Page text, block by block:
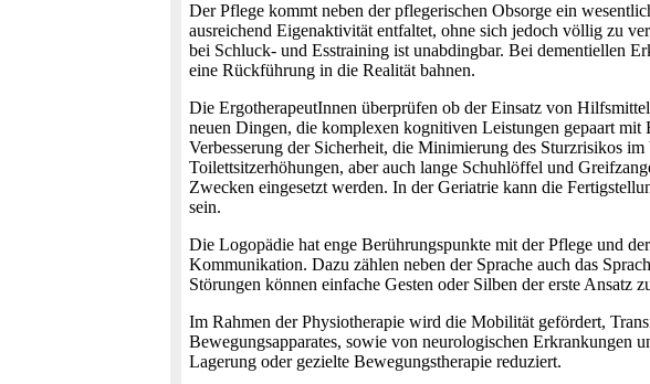
Der Pflege kommt neben der pflegerischen Obsorge ein
ausreichend Eigenaktivität entfaltet, ohne sich jedoch völlig zu
bei Schluck- und Esstraining ist unabdingbar. Bei dementiellen
eine Rückführung in die Realität bahnen.
Die ErgotherapeutInnen überprüfen ob der Einsatz von
neuen Dingen, die komplexen kognitiven Leistungen gepaart
Verbesserung der Sicherheit, die Minimierung des Sturzrisikos
Toilettsitzerhöhungen, aber auch lange Schuhlöffel und
Zwecken eingesetzt werden. In der Geriatrie kann die
sein.
Die Logopädie hat enge Berührungspunkte mit der Pflege und
Kommunikation. Dazu zählen neben der Sprache auch das
Störungen können einfache Gesten oder Silben der erste
Im Rahmen der Physiotherapie wird die Mobilität gefördert,
Bewegungsapparates, sowie von neurologischen Erkrankungen
Lagerung oder gezielte Bewegungstherapie reduziert.